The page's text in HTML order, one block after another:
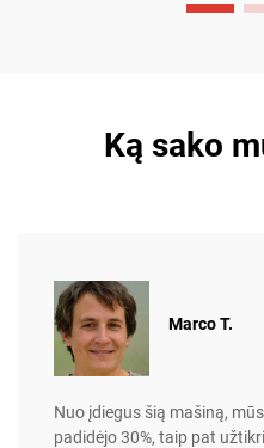
Ką sako
Marco T.
Nuo įdiegus šią mašiną,
padidėjo 30%, taip pat